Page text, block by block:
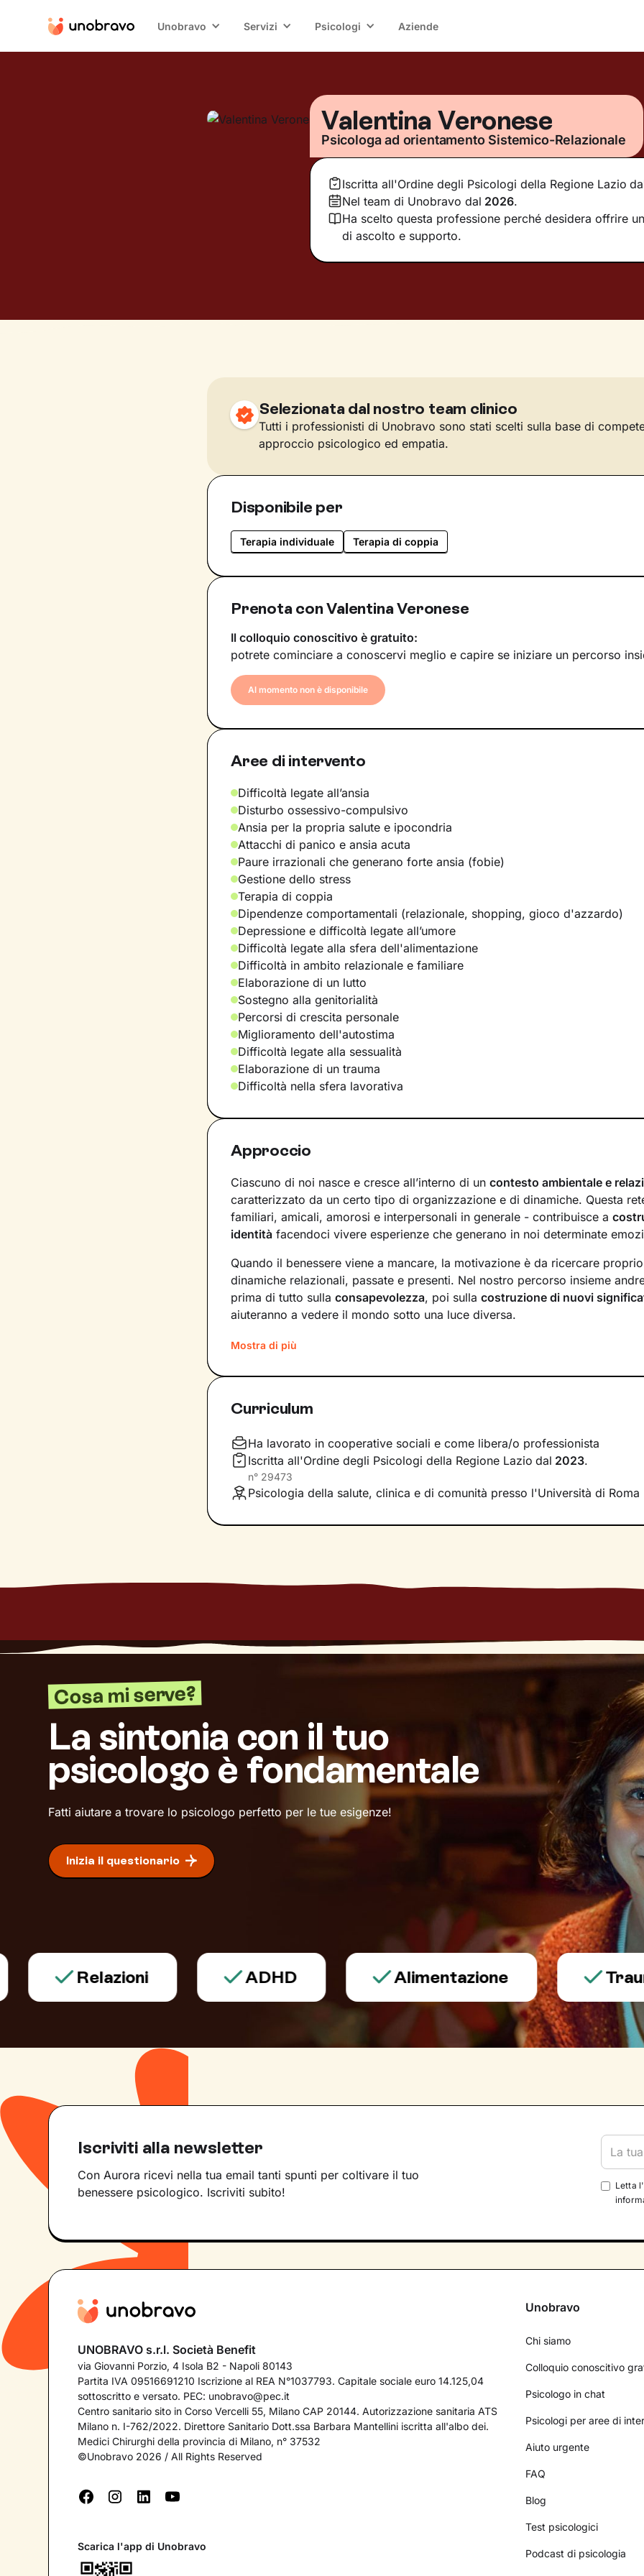
Unobravo Servizi Psicologi Aziende
Valentina Veronese
Psicologa ad orientamento Sistemico-Relazionale
Iscritta all'Ordine degli Psicologi della Regione Lazio
Nel team di Unobravo dal 2026.
Ha scelto questa professione perché desidera offrire
di ascolto e supporto.
Selezionata dal nostro team clinico
Tutti i professionisti di Unobravo sono stati scelti sulla base di
approccio psicologico ed empatia.
Disponibile per
Terapia individuale Terapia di coppia
Prenota con Valentina Veronese
Il colloquio conoscitivo è gratuito:
potrete cominciare a conoscervi meglio e capire se iniziare un percorso
Al momento non è disponibile
Aree di intervento
Difficoltà legate all’ansia
Disturbo ossessivo-compulsivo
Ansia per la propria salute e ipocondria
Attacchi di panico e ansia acuta
Paure irrazionali che generano forte ansia (fobie)
Gestione dello stress
Terapia di coppia
Dipendenze comportamentali (relazionale, shopping, gioco d'azzardo)
Depressione e difficoltà legate all’umore
Difficoltà legate alla sfera dell'alimentazione
Difficoltà in ambito relazionale e familiare
Elaborazione di un lutto
Sostegno alla genitorialità
Percorsi di crescita personale
Miglioramento dell'autostima
Difficoltà legate alla sessualità
Elaborazione di un trauma
Difficoltà nella sfera lavorativa
Approccio
Ciascuno di noi nasce e cresce all’interno di un contesto ambientale e
caratterizzato da un certo tipo di organizzazione e di dinamiche. Questa
familiari, amicali, amorosi e interpersonali in generale - contribuisce a
identità facendoci vivere esperienze che generano in noi determinate
Quando il benessere viene a mancare, la motivazione è da ricercare
dinamiche relazionali, passate e presenti. Nel nostro percorso insieme
prima di tutto sulla consapevolezza, poi sulla costruzione di nuovi
aiuteranno a vedere il mondo sotto una luce diversa.
Passo dopo passo esploreremo le tue
a questi strumenti avrai modo di affrontare e risolvere i nodi più spinosi,
rielaboreremo i tuoivissuti, faremo emergere i tuoibisognipiù profondi e
modalità di azioneche tengano conto anche del tuo contesto relazionale.
che ti accompagnerà verso i tuoi obiettivi fino a raggiungere un maggiore
benessere.
Mostra di più
Curriculum
Ha lavorato in cooperative sociali e come libera/o professionista
Iscritta all'Ordine degli Psicologi della Regione Lazio dal 2023.
n° 29473
Psicologia della salute, clinica e di comunità presso l'Università di Roma
Cosa mi serve?
La sintonia con il tuo
psicologo è fondamentale
Fatti aiutare a trovare lo psicologo perfetto per le tue esigenze!
Inizia il questionario
Relazioni ADHD Alimentazione Trauma
Iscriviti alla newsletter
Con Aurora ricevi nella tua email tanti spunti per coltivare il tuo
benessere psicologico. Iscriviti subito!
Letta l'
UNOBRAVO s.r.l. Società Benefit
via Giovanni Porzio, 4 Isola B2 - Napoli 80143
Partita IVA 09516691210 Iscrizione al REA N°1037793. Capitale sociale euro 14.125,04
sottoscritto e versato. PEC: unobravo@pec.it
Centro sanitario sito in Corso Vercelli 55, Milano CAP 20144. Autorizzazione sanitaria ATS
Milano n. I-762/2022. Direttore Sanitario Dott.ssa Barbara Mantellini iscritta all'albo dei.
Medici Chirurghi della provincia di Milano, n° 37532
©Unobravo 2026 / All Rights Reserved
Scarica l'app di Unobravo
Unobravo
Chi siamo
Colloquio conoscitivo
Psicologo in chat
Psicologi per aree di
Aiuto urgente
FAQ
Blog
Test psicologici
Podcast di psicologia